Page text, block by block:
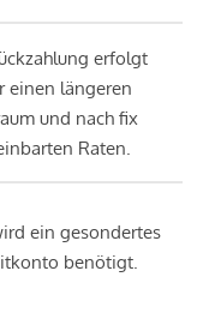
erfolgt
einen längeren
und nach fix
Raten.
ein gesondertes
benötigt.